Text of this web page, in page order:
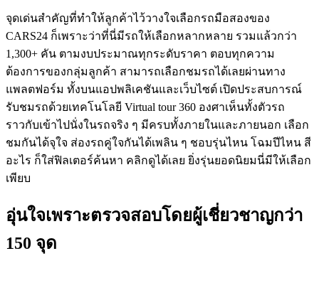
จุดเด่นสำคัญที่ทำให้ลูกค้าไว้วางใจเลือกรถมือสองของ
CARS24 ก็เพราะว่าที่นี่มีรถให้เลือกหลากหลาย รวมแล้วกว่า
1,300+ คัน ตามงบประมาณทุกระดับราคา ตอบทุกความ
ต้องการของกลุ่มลูกค้า สามารถเลือกชมรถได้เลยผ่านทาง
แพลตฟอร์ม ทั้งบนแอปพลิเคชันและเว็บไซต์ เปิดประสบการณ์
รับชมรถด้วยเทคโนโลยี Virtual tour 360 องศาเห็นทั้งตัวรถ
ราวกับเข้าไปนั่งในรถจริง ๆ มีครบทั้งภายในและภายนอก เลือก
ชมกันได้จุใจ ส่องรถคู่ใจกันได้เพลิน ๆ ชอบรุ่นไหน โฉมปีไหน สี
อะไร ก็ใส่ฟิลเตอร์ค้นหา คลิกดูได้เลย ยิ่งรุ่นยอดนิยมนี่มีให้เลือก
เพียบ
อุ่นใจเพราะตรวจสอบโดยผู้เชี่ยวชาญกว่า
150 จุด